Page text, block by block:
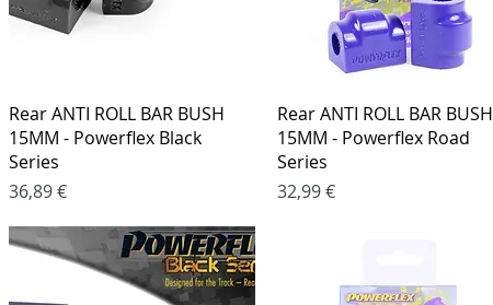
Greita peržiūra
Rear ANTI ROLL BAR BUSH
15MM - Powerflex Black
Series
Kaina
36,89 €
Greita peržiūra
Rear ANTI ROLL BAR BUSH
15MM - Powerflex Road
Series
Kaina
32,99 €